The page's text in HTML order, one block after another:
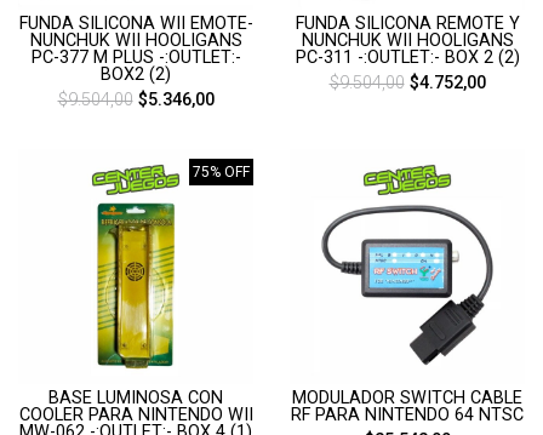
FUNDA SILICONA WII EMOTE-
NUNCHUK WII HOOLIGANS
PC-377 M PLUS -:OUTLET:-
BOX2 (2)
$9.504,00$5.346,00
FUNDA SILICONA REMOTE Y
NUNCHUK WII HOOLIGANS
PC-311 -:OUTLET:- BOX 2 (2)
$9.504,00$4.752,00
75% OFF
BASE LUMINOSA CON
COOLER PARA NINTENDO WII
MODULADOR SWITCH CABLE
RF PARA NINTENDO 64 NTSC